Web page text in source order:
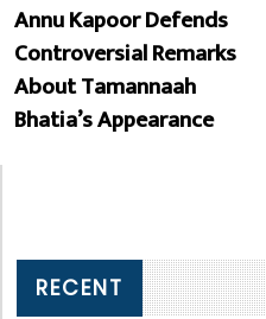
Annu Kapoor Defends
Controversial Remarks
About Tamannaah
Bhatia’s Appearance
RECENT